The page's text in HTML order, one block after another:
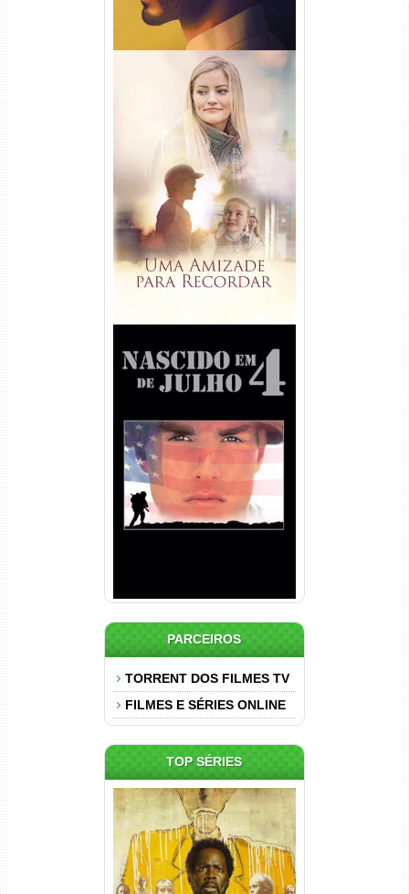
Uma Amizade para Recordar
Torrent (2025) WEB-DL 1080p
Dual Áudio
Nascido em 4 de Julho
Torrent (1989) WEB-DL 1080p
Dual Áudio
PARCEIROS
TORRENT DOS FILMES TV
FILMES E SÉRIES ONLINE
TOP SÉRIES